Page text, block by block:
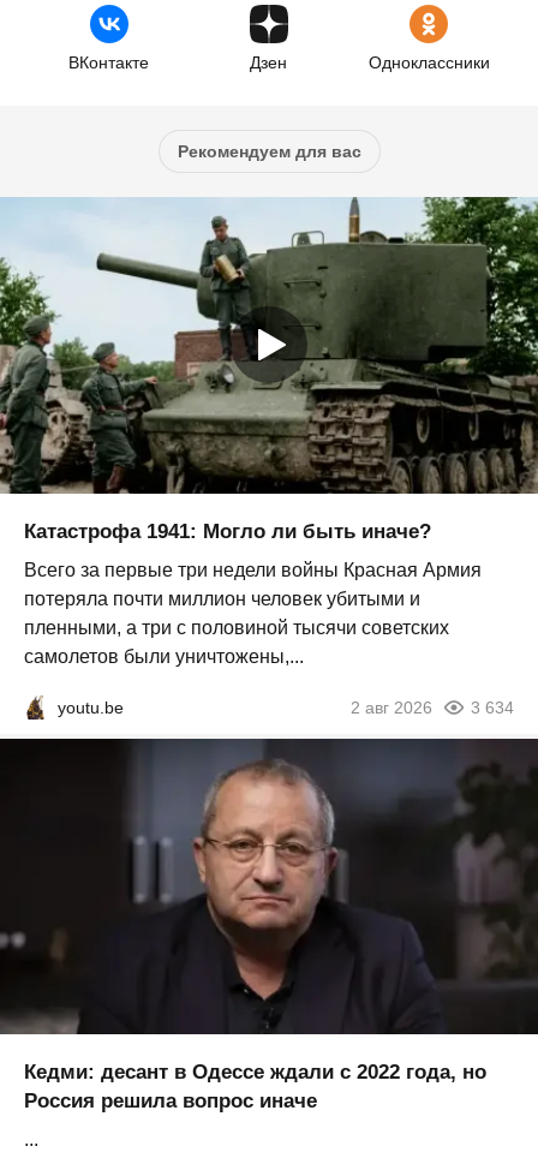
ВКонтакте Дзен Одноклассники
Рекомендуем для вас
Катастрофа 1941: Могло ли быть иначе?
Всего за первые три недели войны Красная Армия
потеряла почти миллион человек убитыми и
пленными, а три с половиной тысячи советских
самолетов были уничтожены,...
youtu.be 2 авг 2026 3 634
Кедми: десант в Одессе ждали с 2022 года, но
Россия решила вопрос иначе
...